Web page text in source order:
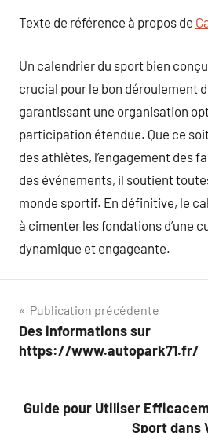
Texte de référence à propos de
Un calendrier du sport bien
crucial pour le bon déroulement
garantissant une organisation
participation étendue. Que ce
des athlètes, l’engagement des
des événements, il soutient
monde sportif. En définitive, le
à cimenter les fondations d’une
dynamique et engageante.
Navigation
de
Publication précédente
Des informations sur
https://www.autopark71.fr/
Guide pour Utiliser
Sport dans